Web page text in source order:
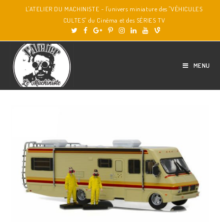
L'ATELIER DU MACHINISTE - l'univers miniature des "VÉHICULES
CULTES" du Cinéma et des SÉRIES TV
MENU